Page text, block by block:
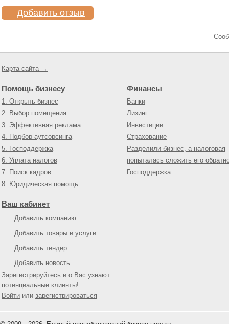
Добавить отзыв
Карта сайта →
Помощь бизнесу
1. Открыть бизнес
2. Выбор помещения
3. Эффективная реклама
4. Подбор аутсорсинга
5. Господдержка
6. Уплата налогов
7. Поиск кадров
8. Юридическая помощь
Финансы
Банки
Лизинг
Инвестиции
Страхование
Разделили бизнес, а налоговая
попыталась сложить его
Господдержка
Ваш кабинет
Добавить компанию
Добавить товары и услуги
Добавить тендер
Добавить новость
Зарегистрируйтесь и о Вас узнают
потенциальные клиенты!
Войти или зарегистрироваться